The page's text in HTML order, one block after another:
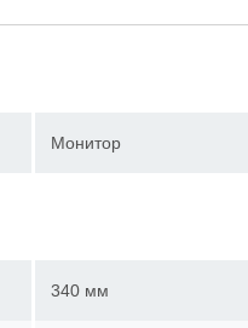
Монитор
340 мм